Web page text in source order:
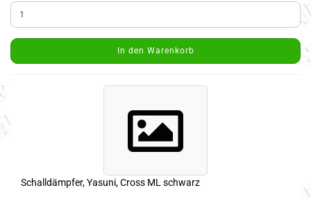
In den Warenkorb
Schalldämpfer, Yasuni, Cross ML schwarz